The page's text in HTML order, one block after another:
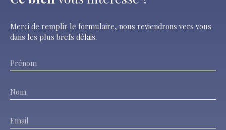
Merci de remplir le formulaire, nous reviendrons vers vous
dans les plus brefs délais.
Prénom
Nom
Email